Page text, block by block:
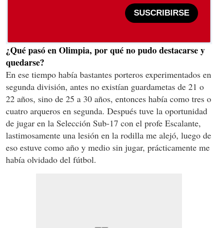
SUSCRIBIRSE
¿Qué pasó en Olimpia, por qué no pudo destacarse y
quedarse?
En ese tiempo había bastantes porteros experimentados en
segunda división, antes no existían guardametas de 21 o
22 años, sino de 25 a 30 años, entonces había como tres o
cuatro arqueros en segunda. Después tuve la oportunidad
de jugar en la Selección Sub-17 con el profe Escalante,
lastimosamente una lesión en la rodilla me alejó, luego de
eso estuve como año y medio sin jugar, prácticamente me
había olvidado del fútbol.